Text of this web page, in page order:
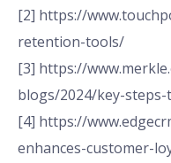
[2] https://
retention-tools/
[3] https://
blogs/2024/key-
[4] https://
enhances-customer-